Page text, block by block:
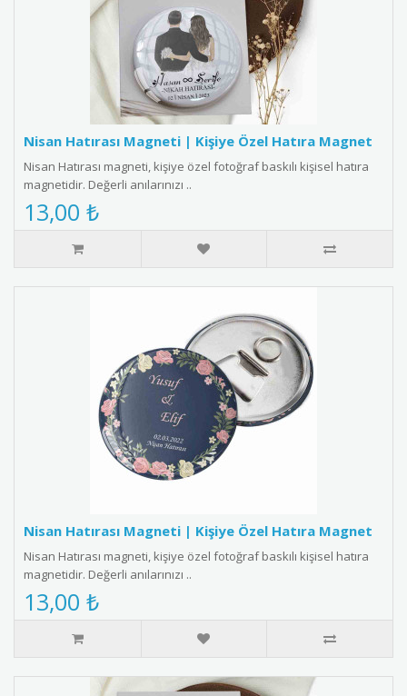
Nisan Hatırası Magneti | Kişiye Özel Hatıra Magnet
Nisan Hatırası magneti, kişiye özel fotoğraf baskılı kişisel hatıra
magnetidir. Değerli anılarınızı ..
13,00 ₺
Nisan Hatırası Magneti | Kişiye Özel Hatıra Magnet
Nisan Hatırası magneti, kişiye özel fotoğraf baskılı kişisel hatıra
magnetidir. Değerli anılarınızı ..
13,00 ₺